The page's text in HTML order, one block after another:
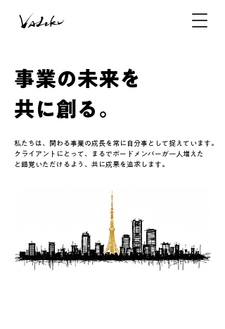
事業の未来を
​共に創る。
私たちは、関わる事業の成長を常に自分事として捉えています。
クライアントにとって、まるでボードメンバーが一人増えた
と錯覚いただけるよう、共に成果を追求します。